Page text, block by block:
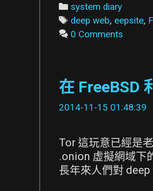
I2P
site
Categories
system diary
Tags
deep web, eepsite,
0 Comments
在 FreeBSD
2014-11-15 01:48:39
Tor 這玩意已經是
.onion 虛擬網域下
長年來人們對